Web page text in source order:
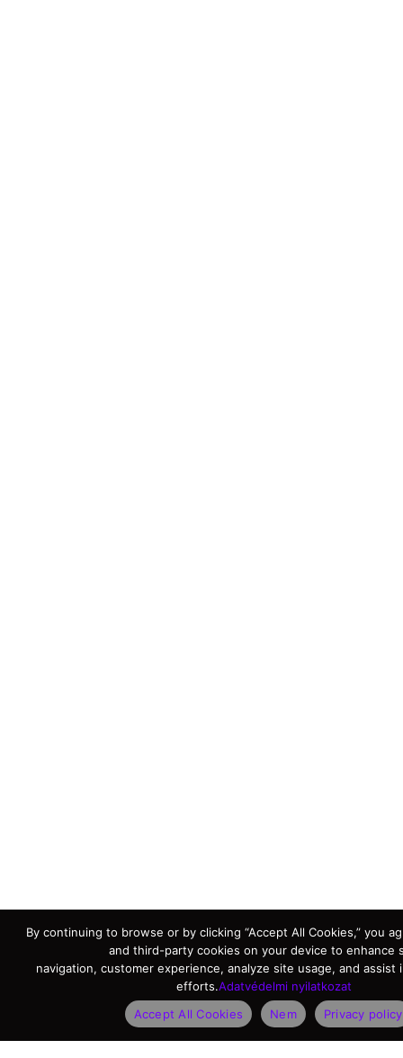
By continuing to browse or by clicking “Accept All Cookies,” you
and third-party cookies on your device to enhance
navigation, customer experience, analyze site usage, and assist
efforts.Adatvédelmi nyilatkozat
Accept All Cookies
Nem Privacy policy